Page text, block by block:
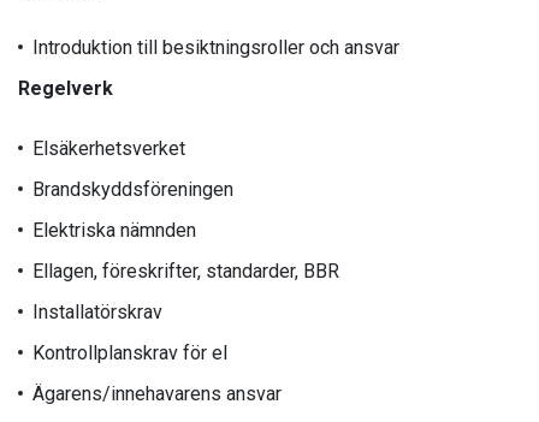
Introduktion till besiktningsroller och ansvar
Regelverk
Elsäkerhetsverket
Brandskyddsföreningen
Elektriska nämnden
Ellagen, föreskrifter, standarder, BBR
Installatörskrav
Kontrollplanskrav för el
Ägarens/innehavarens ansvar